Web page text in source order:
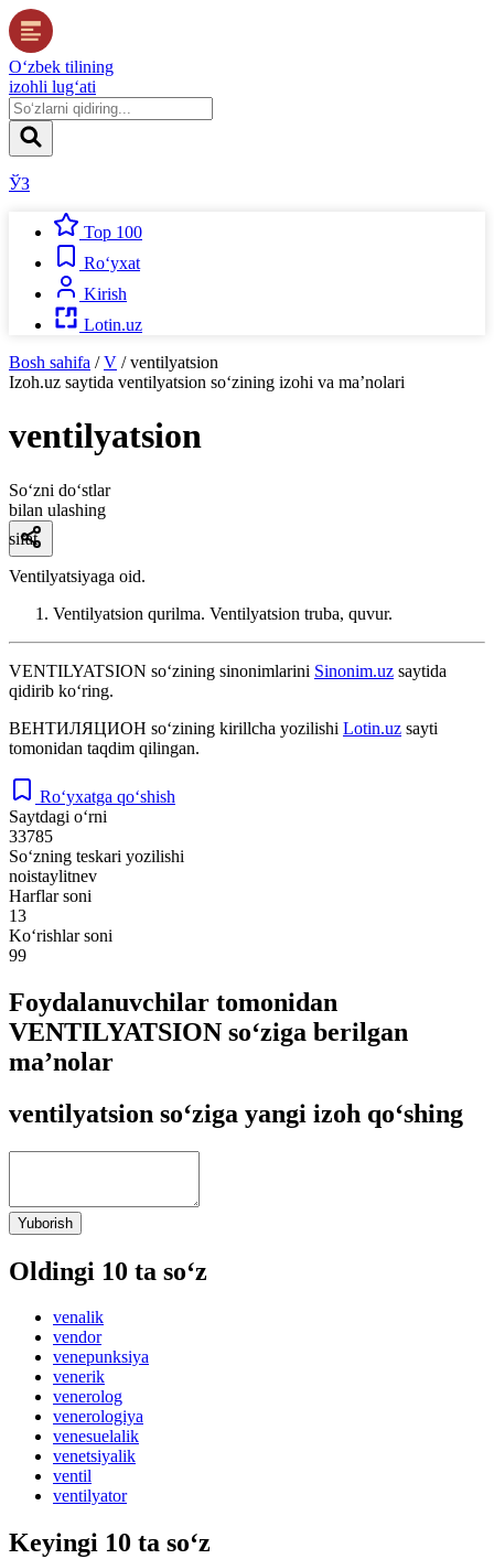
O‘zbek tilining
izohli lug‘ati
ЎЗ
Top 100
Ro‘yxat
Kirish
Lotin.uz
Bosh sahifa / V / ventilyatsion
Izoh.uz saytida ventilyatsion so‘zining izohi va ma’nolari
ventilyatsion
So‘zni do‘stlar
bilan ulashing
sifat
Ventilyatsiyaga oid.
Ventilyatsion qurilma. Ventilyatsion truba, quvur.
VENTILYATSION so‘zining sinonimlarini Sinonim.uz saytida
qidirib ko‘ring.
ВЕНТИЛЯЦИОН so‘zining kirillcha yozilishi Lotin.uz sayti
tomonidan taqdim qilingan.
Ro‘yxatga qo‘shish
Saytdagi o‘rni
33785
So‘zning teskari yozilishi
noistaylitnev
Harflar soni
13
Ko‘rishlar soni
99
Foydalanuvchilar tomonidan
VENTILYATSION so‘ziga berilgan
ma’nolar
ventilyatsion so‘ziga yangi izoh qo‘shing
Yuborish
Oldingi 10 ta so‘z
venalik
vendor
venepunksiya
venerik
venerolog
venerologiya
venesuelalik
venetsiyalik
ventil
ventilyator
Keyingi 10 ta so‘z